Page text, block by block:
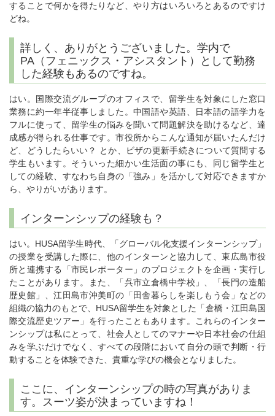
することで何かを得たりなど、やり方はいろいろとあるのですけ
どね。
詳しく、ありがとうございました。学内で
PA（フェニックス・アシスタント）として勤務
した経験もあるのですね。
はい。国際交流グループのオフィスで、留学生を対象にした窓口
業務に約一年半従事しました。中国語や英語、日本語の語学力を
フルに使って、留学生の悩みを聞いて問題解決を助けるなど、達
成感が得られる仕事です。市役所からこんな通知が届いたんだけ
ど、どうしたらいい？ とか、ビザの更新手続きについて質問する
学生もいます。そういった細かい生活面の事にも、同じ留学生と
しての経験、すなわち自身の「強み」を活かして対応できますか
ら、やりがいがあります。
インターンシップの経験も？
はい。HUSA留学生時代、「グローバル化支援インターンシップ」
の授業を受講した際に、他のインターンと協力して、東広島市役
所と連携する「市民レポーター」のプロジェクトを企画・実行し
たことがあります。また、「呉市立倉橋中学校」、「長門の造船
歴史館」、江田島市沖美町の「田舎暮らしを楽しもう会」などの
組織の協力のもとで、HUSA留学生を対象とした「倉橋・江田島国
際交流歴史ツアー」を行ったこともあります。これらのインター
ンシップは私にとって、社会人としてのマナーや日本社会の仕組
みを学ぶだけでなく、すべての段階において自分の頭で判断・行
動することを体験できた、貴重な学びの機会となりました。
ここに、インターンシップの時の写真がありま
す。スーツ姿が決まっていますね！